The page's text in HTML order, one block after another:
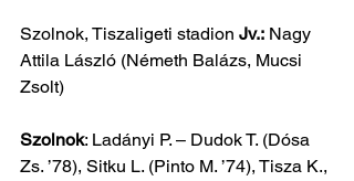
Szolnok, Tiszaligeti stadion Jv.: Nagy
Attila László (Németh Balázs, Mucsi
Zsolt)
Szolnok: Ladányi P. – Dudok T. (Dósa
Zs. ’78), Sitku L. (Pinto M. ’74), Tisza K.,